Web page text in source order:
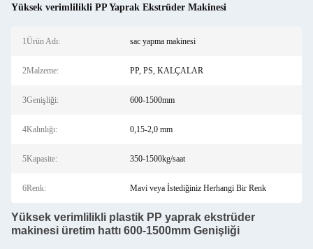
Yüksek verimlilikli PP Yaprak Ekstrüder Makinesi
1Ürün Adı: sac yapma makinesi
2Malzeme: PP, PS, KALÇALAR
3Genişliği: 600-1500mm
4Kalınlığı: 0,15-2,0 mm
5Kapasite: 350-1500kg/saat
6Renk: Mavi veya İstediğiniz Herhangi Bir Renk
Yüksek verimlilikli plastik PP yaprak ekstrüder
makinesi üretim hattı 600-1500mm Genişliği